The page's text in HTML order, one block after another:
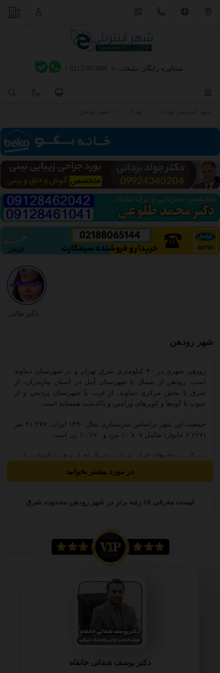
مشاوره رایگان تبلیغات 02137893000
شهر اینترنتی تهران تهران شهر رودهن
نمونه کارهای دکتر طالبی
شهر رودهن
رودِهِن شهری در ۳۰ کیلومتری شرق تهران و در شهرستان دماوند
است. رودهن از شمال با شهرستان آمل در استان مازندران، از
شرق با بخش مرکزی دماوند، از غرب با شهرستان پردیس و از
جنوب با کوه‌ها و کویرهای ورامین و پاکدشت همسایه است.
جمعیت این شهر براساس سرشماری سال ۱۳۹۰ ایران، ۲۱٬۴۷۷ نفر
(۶٬۶۲۷ خانوار) شامل ۱۰٬۸۰۷ مرد و ۱۰٬۶۷۰ زن است.
نزدیکی به جاده‌های اصلی تهران – شمال (هراز و فیروزکوه) نیز از
عوامل مؤثر در رشد چشمگیر این شهر بود و طبق سرشماری
عمومی نفوس و مسکن در سال ۱۳۵۵، جمعیت رودهن و حومه تنها
دانشگاه آزاد اسلامی، جمعیت شهر به بیش از سیزده هزار نفر
هزار دانشجو که به صورت جمعیت شناور در طول روز به این شهر
وارد و از آن خارج می‌شدند، اقامت حداقل دو تا سه هزار از این
دانشجویان در این شهر در خوابگاه‌ها و خانه‌های استیجاری، موج
مهاجرت از اطراف و حتی شهرهای دیگر به ویژه شهرستان‌های
در مورد بیشتر بخوانید
لیست معرفی 10 رتبه برتر در شهر رودهن محدوده شرق
دکتر یوسف شفائی خانقاه